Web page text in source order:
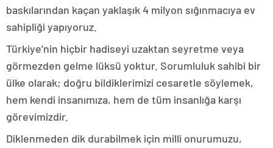
baskılarından kaçan yaklaşık 4 milyon sığınmacıya ev
sahipliği yapıyoruz.
Türkiye’nin hiçbir hadiseyi uzaktan seyretme veya
görmezden gelme lüksü yoktur. Sorumluluk sahibi bir
ülke olarak; doğru bildiklerimizi cesaretle söylemek,
hem kendi insanımıza, hem de tüm insanlığa karşı
görevimizdir.
Diklenmeden dik durabilmek için milli onurumuzu,